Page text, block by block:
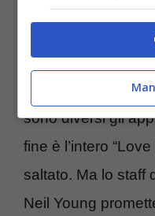
22 maggio.
A distanza di più
problematiche
sono diversi gli
fine è l’intero
saltato. Ma lo staff
Neil Young